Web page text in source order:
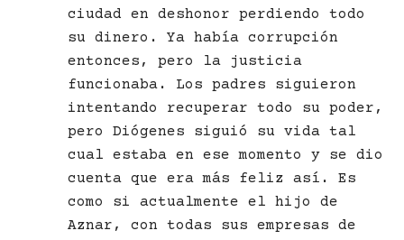
ciudad en deshonor perdiendo todo
su dinero. Ya había corrupción
entonces, pero la justicia
funcionaba. Los padres siguieron
intentando recuperar todo su poder,
pero Diógenes siguió su vida tal
cual estaba en ese momento y se dio
cuenta que era más feliz así. Es
como si actualmente el hijo de
Aznar, con todas sus empresas de